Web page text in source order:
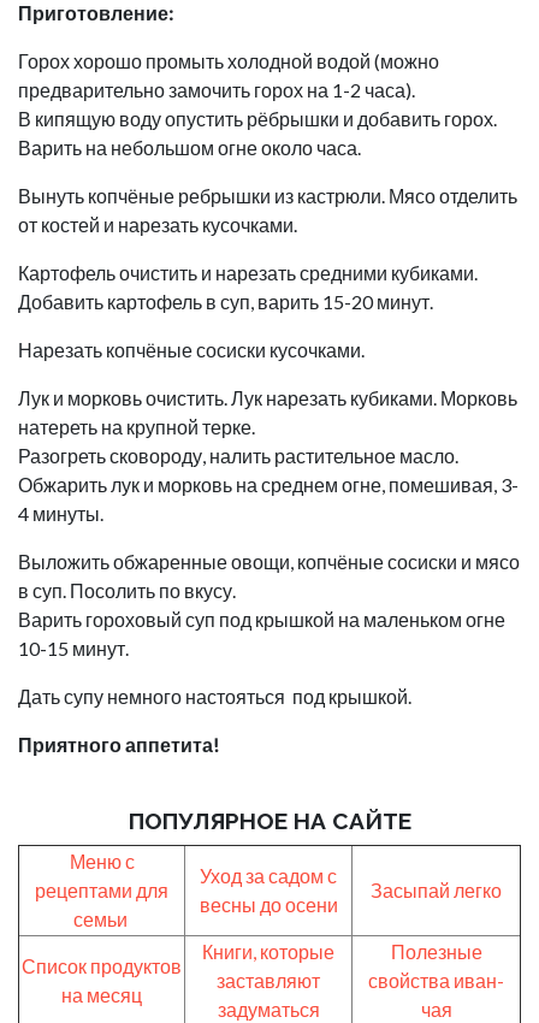
Приготовление:
Горох хорошо промыть холодной водой (можно
предварительно замочить горох на 1-2 часа).
В кипящую воду опустить рёбрышки и добавить горох.
Варить на небольшом огне около часа.
Вынуть копчёные ребрышки из кастрюли. Мясо отделить
от костей и нарезать кусочками.
Картофель очистить и нарезать средними кубиками.
Добавить картофель в суп, варить 15-20 минут.
Нарезать копчёные сосиски кусочками.
Лук и морковь очистить. Лук нарезать кубиками. Морковь
натереть на крупной терке.
Разогреть сковороду, налить растительное масло.
Обжарить лук и морковь на среднем огне, помешивая, 3-
4 минуты.
Выложить обжаренные овощи, копчёные сосиски и мясо
в суп. Посолить по вкусу.
Варить гороховый суп под крышкой на маленьком огне
10-15 минут.
Дать супу немного настояться под крышкой.
Приятного аппетита!
ПОПУЛЯРНОЕ НА САЙТЕ
Меню с
рецептами для
семьи
Уход за садом с
весны до осени
Засыпай легко
Список продуктов
на месяц
Книги, которые
заставляют
задуматься
Полезные
свойства иван-
чая